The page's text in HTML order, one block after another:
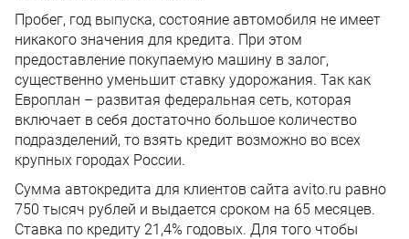
Пробег, год выпуска, состояние автомобиля не имеет
никакого значения для кредита. При этом
предоставление покупаемую машину в залог,
существенно уменьшит ставку удорожания. Так как
Европлан – развитая федеральная сеть, которая
включает в себя достаточно большое количество
подразделений, то взять кредит возможно во всех
крупных городах России.
Сумма автокредита для клиентов сайта avito.ru равно
750 тысяч рублей и выдается сроком на 65 месяцев.
Ставка по кредиту 21,4% годовых. Для того чтобы